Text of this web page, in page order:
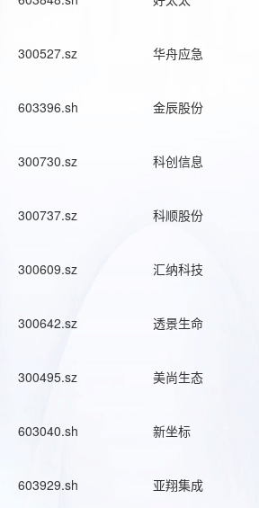
300527.sz 华舟应急
603396.sh 金辰股份
300730.sz 科创信息
300737.sz 科顺股份
300609.sz 汇纳科技
300642.sz 透景生命
300495.sz 美尚生态
603040.sh 新坐标
603929.sh 亚翔集成